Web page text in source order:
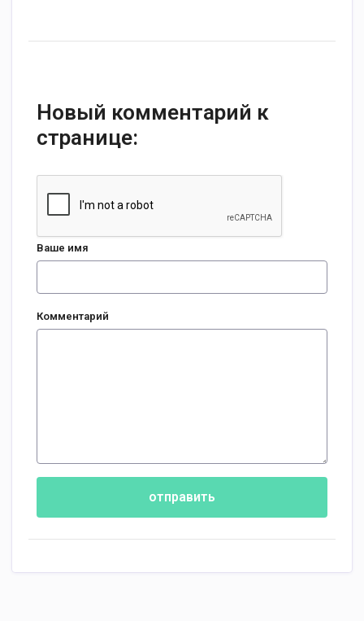
Новый комментарий к
странице:
Ваше имя
Комментарий
отправить